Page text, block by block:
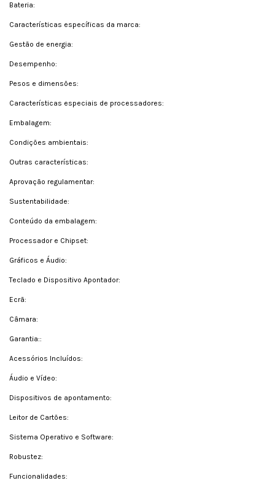
Bateria:
Características específicas da marca:
Gestão de energia:
Desempenho:
Pesos e dimensões:
Características especiais de processadores:
Embalagem:
Condições ambientais:
Outras características:
Aprovação regulamentar:
Sustentabilidade:
Conteúdo da embalagem:
Processador e Chipset:
Gráficos e Áudio:
Teclado e Dispositivo Apontador:
Ecrã:
Câmara:
Garantia::
Acessórios Incluídos:
Áudio e Vídeo:
Dispositivos de apontamento:
Leitor de Cartões:
Sistema Operativo e Software:
Robustez:
Funcionalidades: